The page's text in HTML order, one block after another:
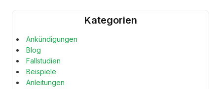
Kategorien
Ankündigungen
Blog
Fallstudien
Beispiele
Anleitungen